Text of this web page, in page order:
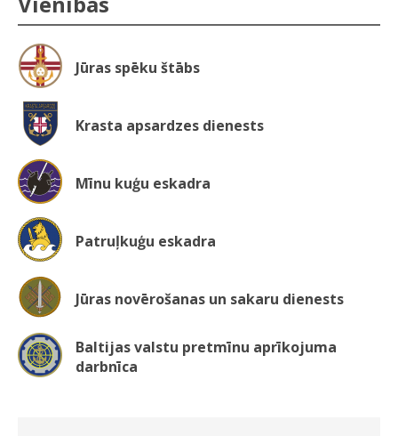
Jūras spēku štābs
Krasta apsardzes dienests
Mīnu kuģu eskadra
Patruļkuģu eskadra
Jūras novērošanas un sakaru dienests
Baltijas valstu pretmīnu aprīkojuma
darbnīca